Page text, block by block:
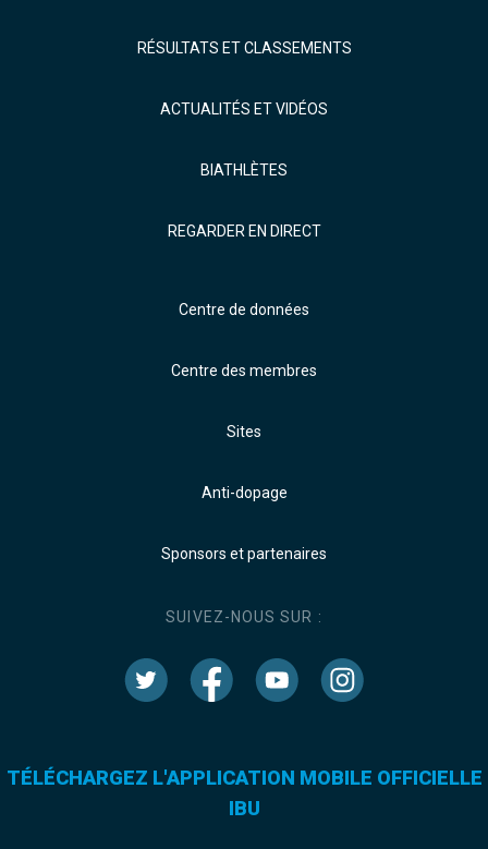
RÉSULTATS ET CLASSEMENTS
ACTUALITÉS ET VIDÉOS
BIATHLÈTES
REGARDER EN DIRECT
Centre de données
Centre des membres
Sites
Anti-dopage
Sponsors et partenaires
SUIVEZ-NOUS SUR :
TÉLÉCHARGEZ L'APPLICATION MOBILE OFFICIELLE
IBU